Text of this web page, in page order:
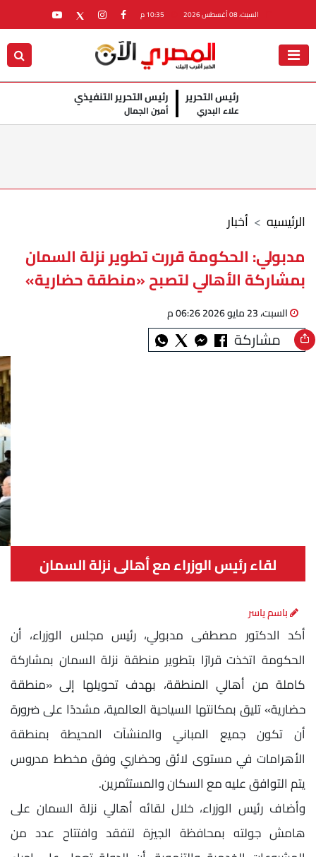
السبت، 08 أغسطس 2026
رئيس التحرير
علاء البدري
رئيس التحرير التنفيذي
أمين الجمال
أخبار الرئيسيه
مدبولي: الحكومة قررت تطوير نزلة السمان
بمشاركة الأهالي لتصبح «منطقة حضارية»
السبت، 23 مايو 2026 06:26 م
مشاركة
لقاء رئيس الوزراء مع أهالى نزلة السمان
باسم ياسر
أكد الدكتور مصطفى مدبولي، رئيس مجلس الوزراء، أن
الحكومة اتخذت قرارًا بتطوير منطقة نزلة السمان بمشاركة
كاملة من أهالي المنطقة، بهدف تحويلها إلى «منطقة
حضارية» تليق بمكانتها السياحية العالمية، مشددًا على ضرورة
أن تكون جميع المباني والمنشآت المحيطة بمنطقة
الأهرامات في مستوى لائق وحضاري وفق مخطط مدروس
يتم التوافق عليه مع السكان والمستثمرين.
وأضاف رئيس الوزراء، خلال لقائه أهالي نزلة السمان على
هامش جولته بمحافظة الجيزة لتفقد وافتتاح عدد من